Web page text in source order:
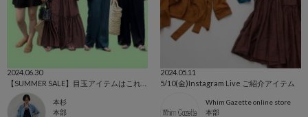
2024.06.30
本杉
本部
2024.05.11
5/10(金)Instagram Live ご紹介アイテム
Whim Gazette online store
本部